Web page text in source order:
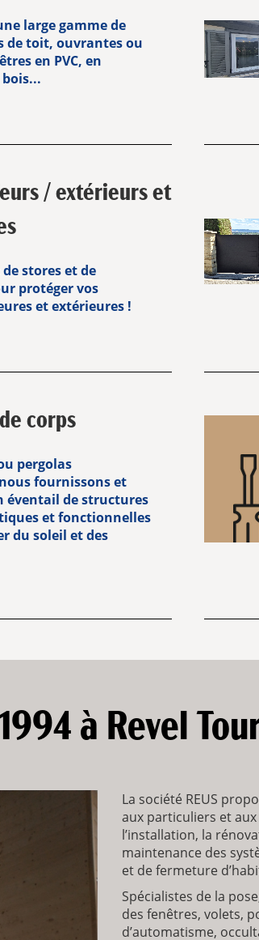
large gamme de
de toit, ouvrantes ou
en PVC, en
/ extérieurs et
stores et de
protéger vos
et extérieures !
corps
pergolas
fournissons et
de structures
et fonctionnelles
du soleil et des
à Revel
La société REUS
aux particuliers et
l’installation, la
maintenance des
et de fermeture
Spécialistes de la
des fenêtres, volets,
d’automatisme,